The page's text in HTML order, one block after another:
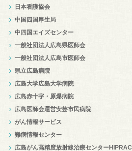
日本看護協会
中国四国厚生局
中四国エイズセンター
一般社団法人広島県医師会
一般社団法人広島市医師会
県立広島病院
広島大学広島大学病院
広島赤十字・原爆病院
広島医師会運営安芸市民病院
がん情報サービス
難病情報センター
広島がん高精度放射線治療センターHIPRAC